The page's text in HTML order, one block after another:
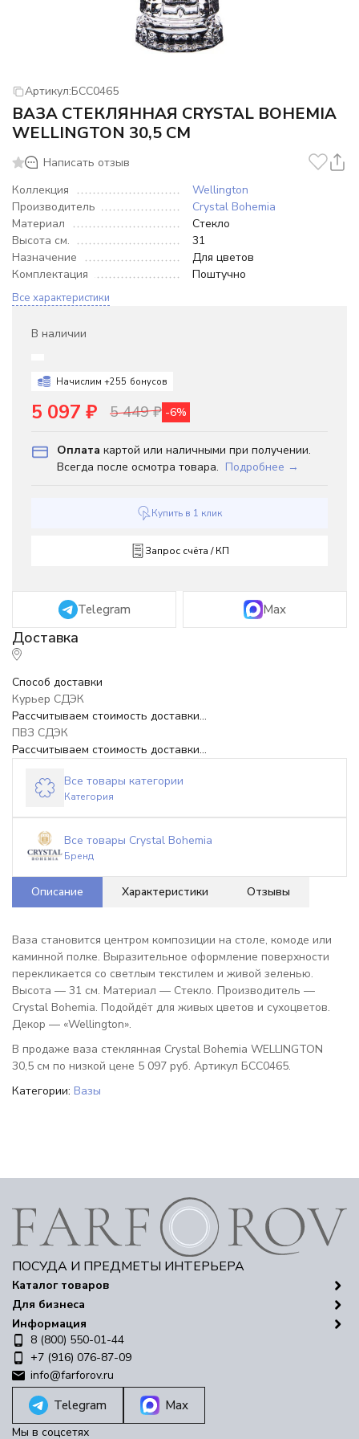
Артикул:БСС0465
ВАЗА СТЕКЛЯННАЯ CRYSTAL BOHEMIA
WELLINGTON 30,5 СМ
Написать отзыв
Коллекция
Wellington
Производитель
Crystal Bohemia
Материал
Стекло
Высота см.
31
Назначение
Для цветов
Комплектация
Поштучно
Все характеристики
В наличии
Начислим +255 бонусов
5 097 ₽ 5 449₽ -6%
Оплата картой или наличными при получении.
Всегда после осмотра товара. Подробнее →
Купить в 1 клик
Запрос счёта / КП
Telegram Max
Способ доставки
Курьер СДЭК
Рассчитываем стоимость доставки...
ПВЗ СДЭК
Рассчитываем стоимость доставки...
Все товары категории
Категория
Все товары Crystal Bohemia
Бренд
Описание Характеристики Отзывы
Ваза становится центром композиции на столе, комоде или
каминной полке. Выразительное оформление поверхности
перекликается со светлым текстилем и живой зеленью.
Высота — 31 см. Материал — Стекло. Производитель —
Crystal Bohemia. Подойдёт для живых цветов и сухоцветов.
Декор — «Wellington».
В продаже ваза стеклянная Crystal Bohemia WELLINGTON
30,5 см по низкой цене 5 097 руб. Артикул БСС0465.
Категории: Вазы
ПОСУДА И ПРЕДМЕТЫ ИНТЕРЬЕРА
Каталог товаров
Для бизнеса
Информация
8 (800) 550-01-44
+7 (916) 076-87-09
info@farforov.ru
Telegram Max
Мы в соцсетях